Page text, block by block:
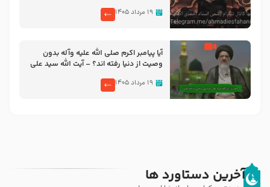
۱۹ مرداد ۱۴۰۵
آیا پیامبر اکرم صلی الله علیه وآله بدون
وصیت از دنیا رفته ‌اند؟ – آیت الله سید علی
۱۹ مرداد ۱۴۰۵
آخرین دستاورد ها